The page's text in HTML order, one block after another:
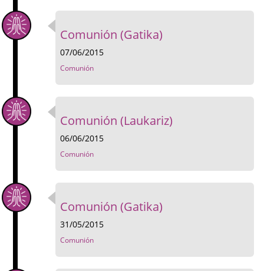
Comunión (Gatika)
07/06/2015
Comunión
Comunión (Laukariz)
06/06/2015
Comunión
Comunión (Gatika)
31/05/2015
Comunión